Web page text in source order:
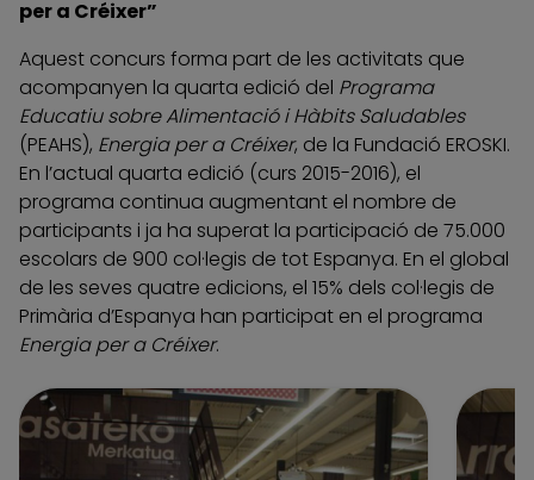
per a Créixer”
Aquest concurs forma part de les activitats que
acompanyen la quarta edició del Programa
Educatiu sobre Alimentació i Hàbits Saludables
(PEAHS), Energia per a Créixer, de la Fundació EROSKI.
En l’actual quarta edició (curs 2015-2016), el
programa continua augmentant el nombre de
participants i ja ha superat la participació de 75.000
escolars de 900 col·legis de tot Espanya. En el global
de les seves quatre edicions, el 15% dels col·legis de
Primària d’Espanya han participat en el programa
Energia per a Créixer.